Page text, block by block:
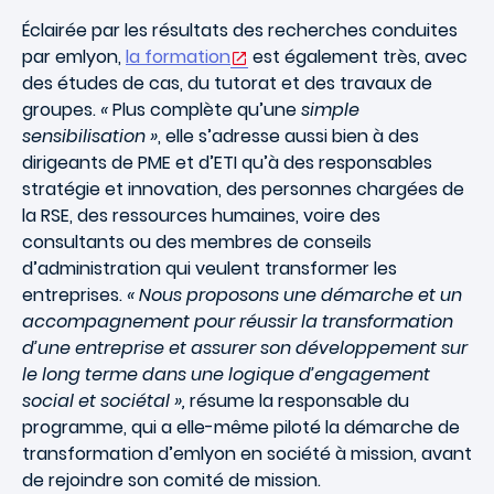
Éclairée par les résultats des recherches conduites
par emlyon,la formation
est également très, avec
des études de cas, du tutorat et des travaux de
groupes.«Plus complète qu’unesimple
sensibilisation », elle s’adresse aussi bien à des
dirigeants de PME et d’ETI qu’à des responsables
stratégie et innovation, des personnes chargées de
la RSE, des ressources humaines, voire des
consultants ou des membres de conseils
d’administration qui veulent transformer les
entreprises.« Nous proposons une démarche et un
accompagnement pour réussir la transformation
d’une entreprise et assurer son développement sur
le long terme dans une logique d’engagement
social et sociétal », résume la responsable du
programme, qui a elle-même piloté la démarche de
transformation d’emlyon en société à mission, avant
de rejoindre son comité de mission.